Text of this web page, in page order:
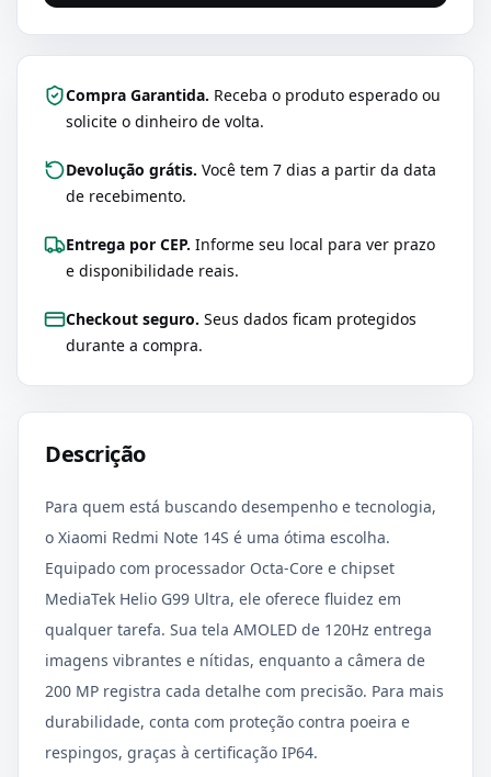
Compra Garantida. Receba o produto esperado ou
solicite o dinheiro de volta.
Devolução grátis. Você tem 7 dias a partir da data
de recebimento.
Entrega por CEP. Informe seu local para ver prazo
e disponibilidade reais.
Checkout seguro. Seus dados ficam protegidos
durante a compra.
Descrição
Para quem está buscando desempenho e tecnologia,
o Xiaomi Redmi Note 14S é uma ótima escolha.
Equipado com processador Octa-Core e chipset
MediaTek Helio G99 Ultra, ele oferece fluidez em
qualquer tarefa. Sua tela AMOLED de 120Hz entrega
imagens vibrantes e nítidas, enquanto a câmera de
200 MP registra cada detalhe com precisão. Para mais
durabilidade, conta com proteção contra poeira e
respingos, graças à certificação IP64.